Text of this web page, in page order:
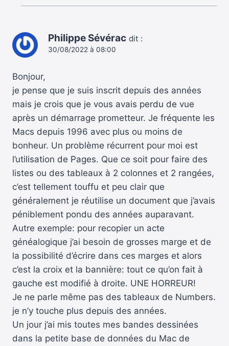
Philippe Sévérac dit :
30/08/2022 à 08:00
Bonjour,
je pense que je suis inscrit depuis des années
mais je crois que je vous avais perdu de vue
après un démarrage prometteur. Je fréquente les
Macs depuis 1996 avec plus ou moins de
bonheur. Un problème récurrent pour moi est
l’utilisation de Pages. Que ce soit pour faire des
listes ou des tableaux à 2 colonnes et 2 rangées,
c’est tellement touffu et peu clair que
généralement je réutilise un document que j’avais
péniblement pondu des années auparavant.
Autre exemple: pour recopier un acte
généalogique j’ai besoin de grosses marge et de
la possibilité d’écrire dans ces marges et alors
c’est la croix et la bannière: tout ce qu’on fait à
gauche est modifié à droite. UNE HORREUR!
Je ne parle même pas des tableaux de Numbers.
je n’y touche plus depuis des années.
Un jour j’ai mis toutes mes bandes dessinées
dans la petite base de données du Mac de